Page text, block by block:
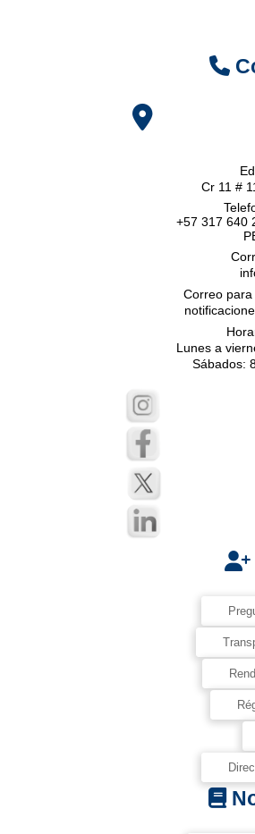
Cr 11 #
+57 317 640
Correo para
Lunes a
Sábados: